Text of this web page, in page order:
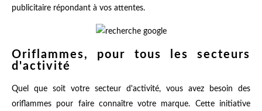
publicitaire répondant à vos attentes.
Oriflammes, pour tous les secteurs
d'activité
Quel que soit votre secteur d'activité, vous avez besoin des
oriflammes pour faire connaître votre marque. Cette initiative